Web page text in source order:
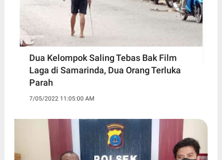
Dua Kelompok Saling Tebas Bak Film
Laga di Samarinda, Dua Orang Terluka
Parah
7/05/2022 11:05:00 AM